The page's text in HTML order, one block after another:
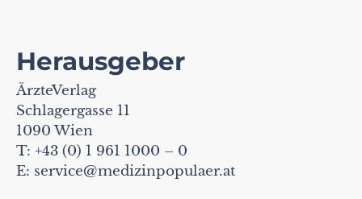
Herausgeber
ÄrzteVerlag
Schlagergasse 11
1090 Wien
T: +43 (0) 1 961 1000 – 0
E: service@medizinpopulaer.at